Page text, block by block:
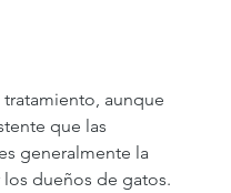
aunque
que las
generalmente la
dueños de gatos.